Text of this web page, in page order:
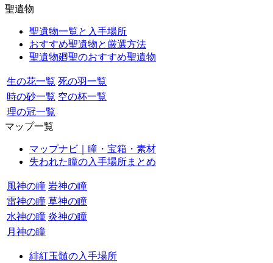
聖遺物
聖遺物一覧と入手場所
おすすめ聖遺物と厳選方法
聖遺物廻聖のおすすめ聖遺物
生の花一覧 死の羽一覧
時の砂一覧 空の杯一覧
理の冠一覧
マップ一覧
マップナビ｜瞳・宝箱・素材
失われた瞳の入手場所まとめ
風神の瞳 岩神の瞳
雷神の瞳 草神の瞳
水神の瞳 炎神の瞳
月神の瞳
緋紅玉髄の入手場所